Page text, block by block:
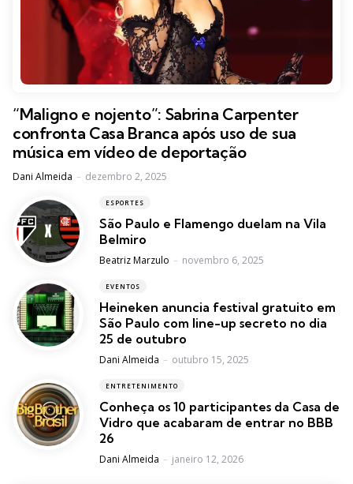
“Maligno e nojento”: Sabrina Carpenter
confronta Casa Branca após uso de sua
música em vídeo de deportação
Posted
Dani Almeida dezembro 2, 2025
ESPORTES
São Paulo e Flamengo duelam na Vila
Belmiro
Posted
Beatriz Marzulo novembro 6, 2025
EVENTOS
Heineken anuncia festival gratuito em
São Paulo com line-up secreto no dia
25 de outubro
Posted
Dani Almeida outubro 15, 2025
ENTRETENIMENTO
Conheça os 10 participantes da Casa de
Vidro que acabaram de entrar no BBB
26
Posted
Dani Almeida janeiro 12, 2026